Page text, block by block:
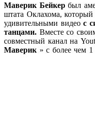
Маверик Бейкербыл
штата Оклахома,
удивительными видеос
танцами. Вместе со
совместный канал на
Маверик » с более чем